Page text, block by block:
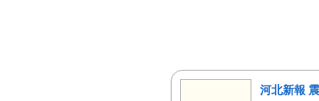
河北新報